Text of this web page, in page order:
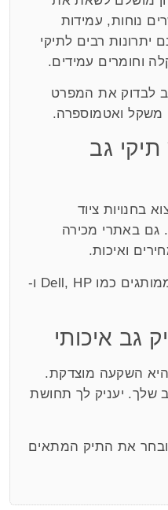
נוחות, עמידות
יתרונות רבים לתיקי
וחומרים עמידים.
לבדוק את המפרט
משקל ואטמוספרה.
תיקי גב
בחנויות ציוד
גם באתרי מכירה
ואיכות.
תיקים איכותיים מגיעים ממותגים כמו Dell, HP ו-
גב איכותי
השקעה מוצדקת.
שלך. יעניק לך תחושת
את התיק המתאים